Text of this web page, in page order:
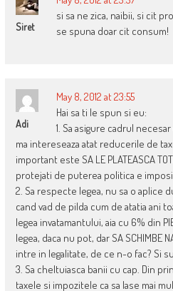
Siret
si sa ne zica, naibii, si cit
se spuna doar cit consum!
Adi
May 8, 2012 at 23:55
Hai sa ti le spun si eu:
1. Sa asigure cadrul
ma intereseaza atat reducerile de
important este SA LE PLATEASCA
protejati de puterea politica e
2. Sa respecte legea, nu sa o aplice
cand vad de pilda cum de atatia ani
legea invatamantului, aia cu 6% din
legea, daca nu pot, dar SA SCHIMBE
intre in legalitate, de ce n-o fac? Si
3. Sa cheltuiasca banii cu cap. Din
taxele si impozitele ca sa lase mai